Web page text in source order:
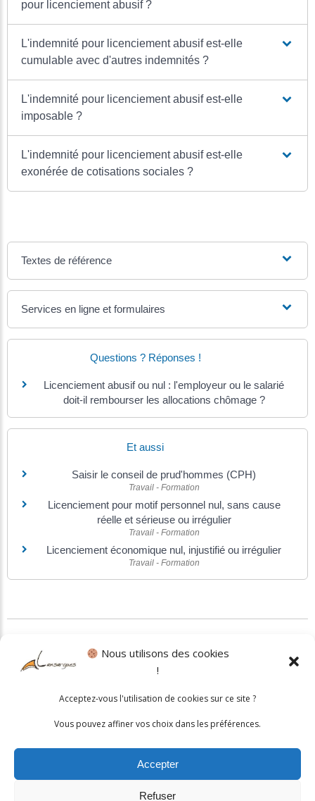
Nous utilisons des cookies
!
Acceptez-vous l'utilisation de cookies sur ce site ?
Vous pouvez affiner vos choix dans les préférences.
Accepter
Refuser
pour licenciement abusif ?
L'indemnité pour licenciement abusif est-elle
cumulable avec d'autres indemnités ?
L'indemnité pour licenciement abusif est-elle
imposable ?
L'indemnité pour licenciement abusif est-elle
exonérée de cotisations sociales ?
Textes de référence
Services en ligne et formulaires
Questions ? Réponses !
Licenciement abusif ou nul : l'employeur ou le salarié
doit-il rembourser les allocations chômage ?
Et aussi
Saisir le conseil de prud'hommes (CPH)
Travail - Formation
Licenciement pour motif personnel nul, sans cause
réelle et sérieuse ou irrégulier
Travail - Formation
Licenciement économique nul, injustifié ou irrégulier
Travail - Formation
Politique cookies•Mentions légales